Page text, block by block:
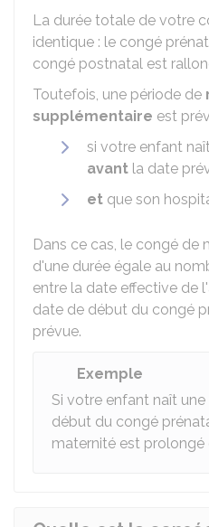
La durée totale de votre
identique : le congé
congé postnatal est
Toutefois, une période de
supplémentaire est
si votre enfant
avant la date
et que son
Dans ce cas, le congé de
d'une durée égale au
entre la date effective de
date de début du congé
prévue.
Exemple
Si votre enfant naît
début du congé
maternité est prolongé